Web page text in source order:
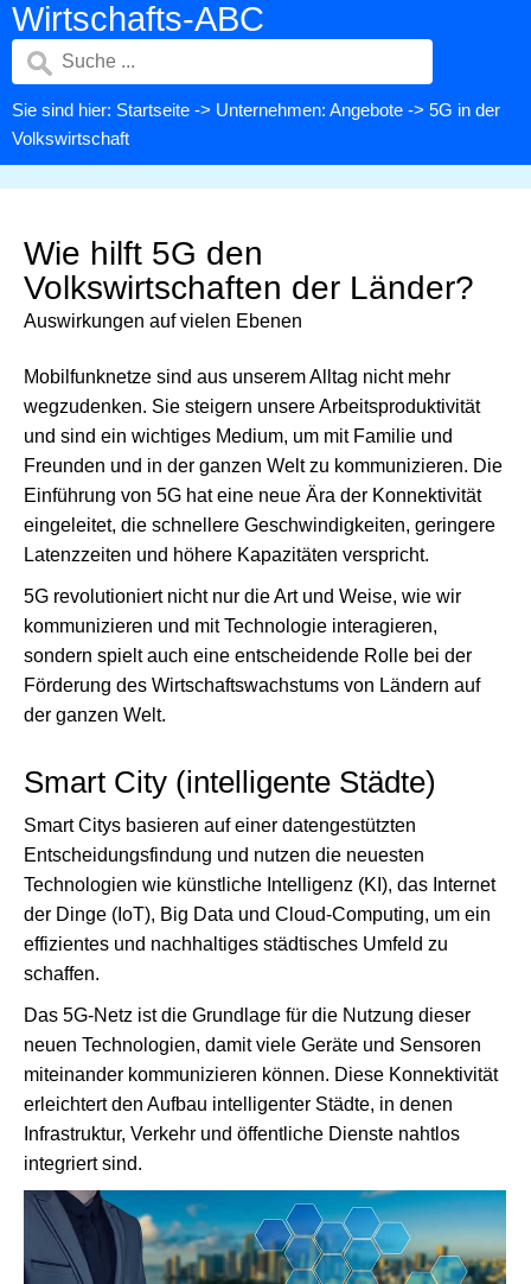
Wirtschafts-ABC
Sie sind hier: Startseite -> Unternehmen: Angebote -> 5G in der
Volkswirtschaft
Wie hilft 5G den
Volkswirtschaften der Länder?
Auswirkungen auf vielen Ebenen
Mobilfunknetze sind aus unserem Alltag nicht mehr
wegzudenken. Sie steigern unsere Arbeitsproduktivität
und sind ein wichtiges Medium, um mit Familie und
Freunden und in der ganzen Welt zu kommunizieren. Die
Einführung von 5G hat eine neue Ära der Konnektivität
eingeleitet, die schnellere Geschwindigkeiten, geringere
Latenzzeiten und höhere Kapazitäten verspricht.
5G revolutioniert nicht nur die Art und Weise, wie wir
kommunizieren und mit Technologie interagieren,
sondern spielt auch eine entscheidende Rolle bei der
Förderung des Wirtschaftswachstums von Ländern auf
der ganzen Welt.
Smart City (intelligente Städte)
Smart Citys basieren auf einer datengestützten
Entscheidungsfindung und nutzen die neuesten
Technologien wie künstliche Intelligenz (KI), das Internet
der Dinge (IoT), Big Data und Cloud-Computing, um ein
effizientes und nachhaltiges städtisches Umfeld zu
schaffen.
Das 5G-Netz ist die Grundlage für die Nutzung dieser
neuen Technologien, damit viele Geräte und Sensoren
miteinander kommunizieren können. Diese Konnektivität
erleichtert den Aufbau intelligenter Städte, in denen
Infrastruktur, Verkehr und öffentliche Dienste nahtlos
integriert sind.